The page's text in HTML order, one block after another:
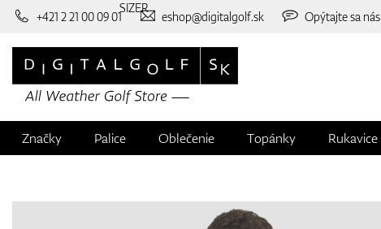
+421 2 21 00 09 01 eshop@digitalgolf.sk Opýtajte sa nás
Značky Palice Oblečenie Topánky Rukavice
SIZER